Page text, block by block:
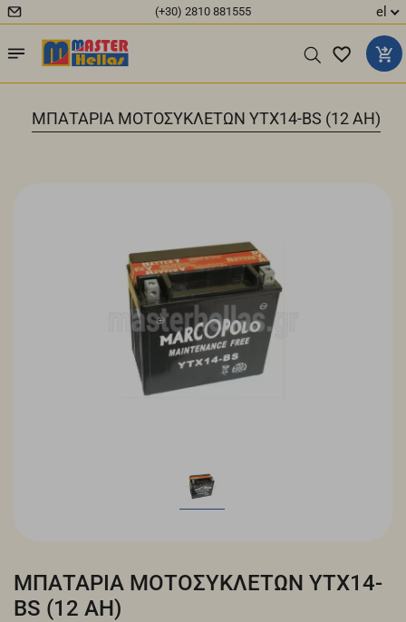
(+30) 2810 881555 el
ΜΠΑΤΑΡΙΑ ΜΟΤΟΣΥΚΛΕΤΩΝ YTX14-BS (12 ΑH)
ΜΠΑΤΑΡΙΑ ΜΟΤΟΣΥΚΛΕΤΩΝ YTX14-
BS (12 ΑH)